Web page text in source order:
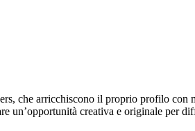
che arricchiscono il proprio profilo con
un’opportunità creativa e originale per